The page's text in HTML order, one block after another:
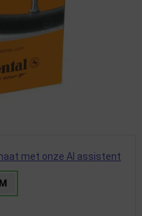
met onze AI assistent